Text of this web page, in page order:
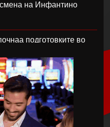
на Инфантино
подготовките во
голманот Ниланд
жена на чело на